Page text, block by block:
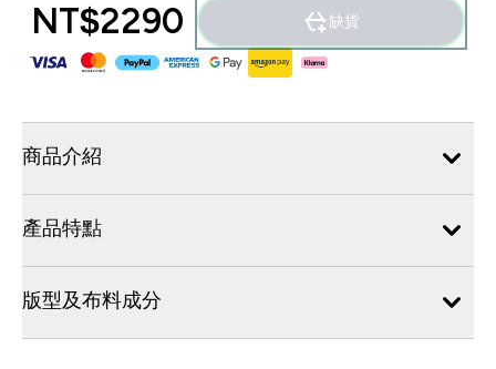
NT$2290‎ 缺貨
商品介紹
產品特點
版型及布料成分